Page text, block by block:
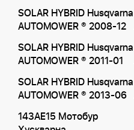
SOLAR HYBRID Husqvarna
AUTOMOWER ® 2008-12
SOLAR HYBRID Husqvarna
AUTOMOWER ® 2011-01
SOLAR HYBRID Husqvarna
AUTOMOWER ® 2013-06
143AE15 Мотобур